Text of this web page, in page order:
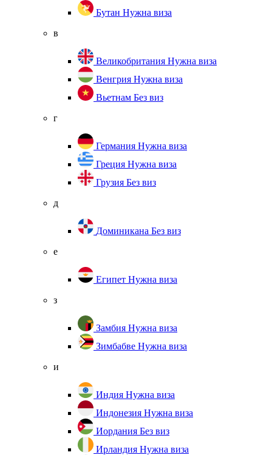
Бутан Нужна виза
в
Великобритания Нужна виза
Венгрия Нужна виза
Вьетнам Без виз
г
Германия Нужна виза
Греция Нужна виза
Грузия Без виз
д
Доминикана Без виз
е
Египет Нужна виза
з
Замбия Нужна виза
Зимбабве Нужна виза
и
Индия Нужна виза
Индонезия Нужна виза
Иордания Без виз
Ирландия Нужна виза